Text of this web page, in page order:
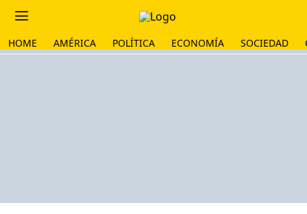
HOME AMÉRICA POLÍTICA ECONOMÍA SOCIEDAD